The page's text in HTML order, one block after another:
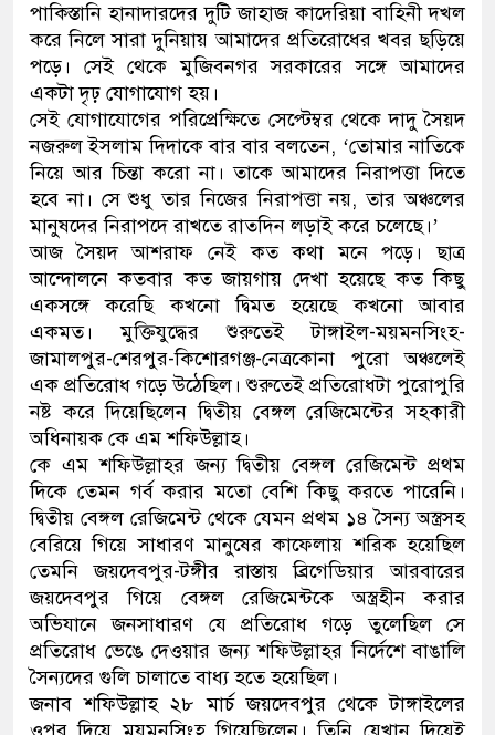
পাকিস্তানি হানাদারদের দুটি জাহাজ কাদেরিয়া বাহিনী দখল
করে নিলে সারা দুনিয়ায় আমাদের প্রতিরোধের খবর ছড়িয়ে
পড়ে। সেই থেকে মুজিবনগর সরকারের সঙ্গে আমাদের
একটা দৃঢ় যোগাযোগ হয়।
সেই যোগাযোগের পরিপ্রেক্ষিতে সেপ্টেম্বর থেকে দাদু সৈয়দ
নজরুল ইসলাম দিদাকে বার বার বলতেন, ‘তোমার নাতিকে
নিয়ে আর চিন্তা করো না। তাকে আমাদের নিরাপত্তা দিতে
হবে না। সে শুধু তার নিজের নিরাপত্তা নয়, তার অঞ্চলের
মানুষদের নিরাপদে রাখতে রাতদিন লড়াই করে চলেছে।’
আজ সৈয়দ আশরাফ নেই কত কথা মনে পড়ে। ছাত্র
আন্দোলনে কতবার কত জায়গায় দেখা হয়েছে কত কিছু
একসঙ্গে করেছি কখনো দ্বিমত হয়েছে কখনো আবার
একমত। মুক্তিযুদ্ধের শুরুতেই টাঙ্গাইল-ময়মনসিংহ-
জামালপুর-শেরপুর-কিশোরগঞ্জ-নেত্রকোনা পুরো অঞ্চলেই
এক প্রতিরোধ গড়ে উঠেছিল। শুরুতেই প্রতিরোধটা পুরোপুরি
নষ্ট করে দিয়েছিলেন দ্বিতীয় বেঙ্গল রেজিমেন্টের সহকারী
অধিনায়ক কে এম শফিউল্লাহ।
কে এম শফিউল্লাহর জন্য দ্বিতীয় বেঙ্গল রেজিমেন্ট প্রথম
দিকে তেমন গর্ব করার মতো বেশি কিছু করতে পারেনি।
দ্বিতীয় বেঙ্গল রেজিমেন্ট থেকে যেমন প্রথম ১৪ সৈন্য অস্ত্রসহ
বেরিয়ে গিয়ে সাধারণ মানুষের কাফেলায় শরিক হয়েছিল
তেমনি জয়দেবপুর-টঙ্গীর রাস্তায় ব্রিগেডিয়ার আরবারের
জয়দেবপুর গিয়ে বেঙ্গল রেজিমেন্টকে অস্ত্রহীন করার
অভিযানে জনসাধারণ যে প্রতিরোধ গড়ে তুলেছিল সে
প্রতিরোধ ভেঙে দেওয়ার জন্য শফিউল্লাহর নির্দেশে বাঙালি
সৈন্যদের গুলি চালাতে বাধ্য হতে হয়েছিল।
জনাব শফিউল্লাহ ২৮ মার্চ জয়দেবপুর থেকে টাঙ্গাইলের